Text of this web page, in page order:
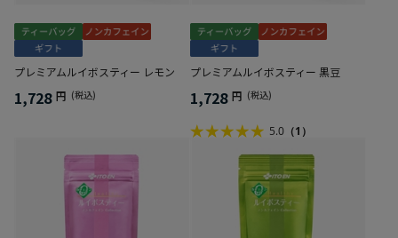
プレミアムルイボスティー レモン
1,728 円 (税込)
プレミアムルイボスティー 黒豆
1,728 円 (税込)
5.0 （1）